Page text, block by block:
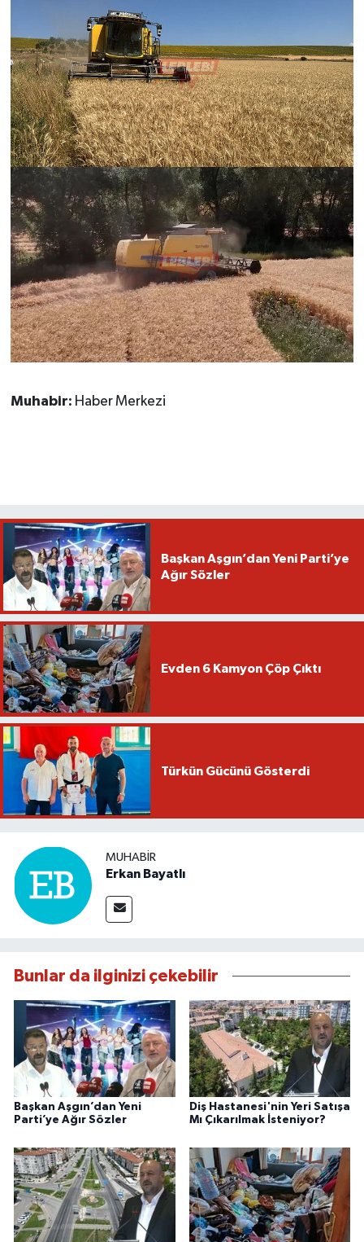
Muhabir: Haber Merkezi
Başkan Aşgın’dan Yeni Parti’ye
Ağır Sözler
Evden 6 Kamyon Çöp Çıktı
Türkün Gücünü Gösterdi
MUHABIR
Erkan Bayatlı
Bunlar da ilginizi çekebilir
Başkan Aşgın’dan Yeni
Parti’ye Ağır Sözler
Diş Hastanesi'nin Yeri Satışa
Mı Çıkarılmak İsteniyor?